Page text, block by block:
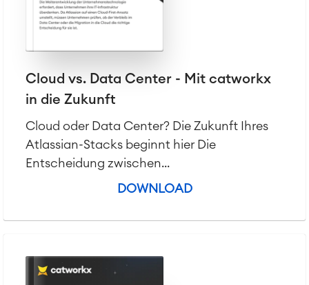
Artificial Intelligence
RESSOURCEN
■
■
Cloud vs. Data Center - Mit catworkx
in die Zukunft
Cloud oder Data Center? Die Zukunft Ihres
Atlassian-Stacks beginnt hier Die
Entscheidung zwischen...
DOWNLOAD